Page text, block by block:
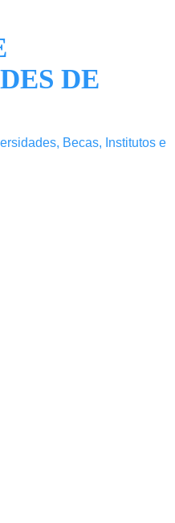
DE
Becas, Institutos e